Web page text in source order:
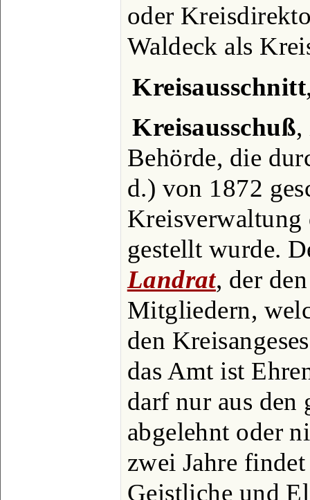
oder
Waldeck als
Kreisausschnitt
Kreisausschuß,
Behörde, die
d.) von 1872
gestellt wurde.
Landrat, der
Mitgliedern,
den
das Amt ist
darf nur aus den
abgelehnt oder
zwei Jahre
Geistliche und